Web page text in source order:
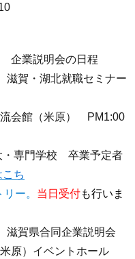
企業説明会の日程
賀・湖北就職セミナー
会館（米原） PM1:00
専門学校 卒業予定者
ち
ー。 当日受付も行いま
賀県合同企業説明会
原）イベントホール